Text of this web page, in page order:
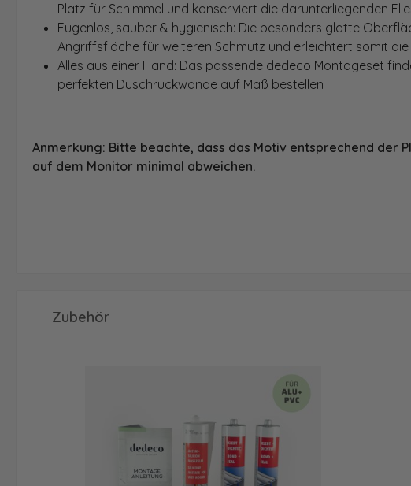
Platz für Schimmel und konserviert die darunterliegenden
Fugenlos, sauber & hygienisch: Die besonders glatte
Angriffsfläche für weiteren Schmutz und erleichtert somit
Alles aus einer Hand: Das passende dedeco Montageset
perfekten Duschrückwände auf Maß bestellen
Anmerkung: Bitte beachte, dass das Motiv entsprechend
auf dem Monitor minimal abweichen.
Produktgalerie überspringen
Zubehör